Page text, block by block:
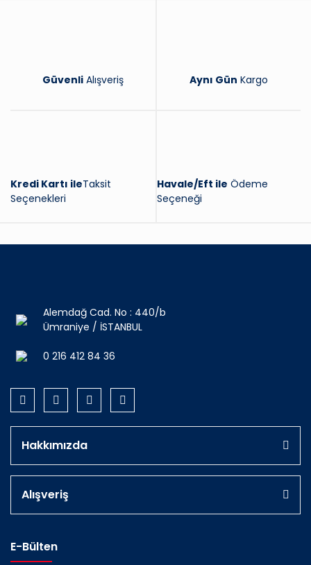
Güvenli Alışveriş Aynı Gün Kargo
Kredi Kartı ileTaksit
Seçenekleri
Havale/Eft ile Ödeme
Seçeneği
Alemdağ Cad. No : 440/b
Ümraniye / İSTANBUL
0 216 412 84 36
Hakkımızda
Alışveriş
E-Bülten